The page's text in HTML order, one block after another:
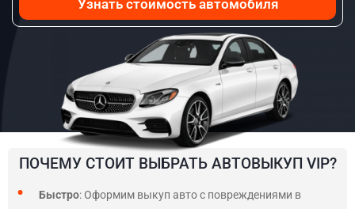
Узнать стоимость автомобиля
ПОЧЕМУ СТОИТ ВЫБРАТЬ АВТОВЫКУП VIP?
Быстро: Оформим выкуп авто с повреждениями в